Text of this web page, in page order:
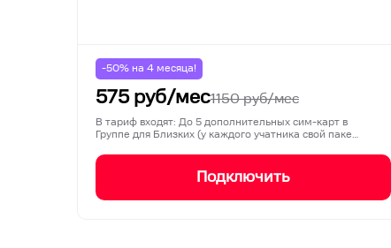
-50% на 4 месяца!
575руб/мес1150руб/мес
В тариф входят: До 5 дополнительных сим-карт в
Группе для Близких (у каждого учатника свой паке…
Подключить